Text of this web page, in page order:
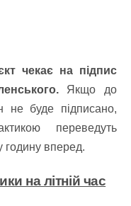
чекає на підпис
Якщо до
не буде підписано,
переведуть
годину вперед.
на літній час